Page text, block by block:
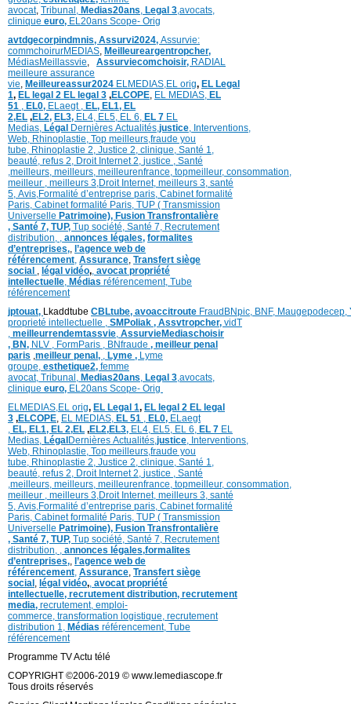
avocat, Tribunal, Medias20ans, Legal 3,avocats,
clinique euro, EL20ans Scope- Orig
avtdgecorpindmnis, Assurvi2024, Assurvie:
commchoirurMEDIAS, Meilleureargentropcher,
MédiasMeillassvie, Assurviecomchoisir, RADIAL
meilleure assurance
vie, Meilleureassur2024 ELMEDIAS,EL orig, EL Legal
1, EL legal 2 EL legal 3 ,ELCOPE, EL MEDIAS, EL
51 , EL0, ELaegt , EL, EL1, EL
2,EL ,EL2, EL3, EL4, EL5, EL 6, EL 7 EL
Medias, Légal Dernières Actualités,justice, Interventions,
Web, Rhinoplastie, Top meilleurs,fraude you
tube, Rhinoplastie 2, Justice 2, clinique, Santé 1,
beauté, refus 2, Droit Internet 2, justice , Santé
,meilleurs, meilleurs, meilleurenfrance, topmeilleur, consommation,
meilleur , meilleurs 3,Droit Internet, meilleurs 3, santé
5, Avis,Formalité d’entreprise paris, Cabinet formalité
Paris, Cabinet formalité Paris, TUP ( Transmission
Universelle Patrimoine), Fusion Transfrontalière
, Santé 7, TUP, Tup société, Santé 7, Recrutement
distribution, , annonces légales, formalites
d’entreprises,, l’agence web de
référencement, Assurance, Transfert siège
social , légal vidéo,, avocat propriété
intellectuelle, Médias référencement, Tube
référencement
jptouat, Lkaddtube CBLtube, avoaccitroute FraudBNpic, BNF, Maugepodecep,
proprieté intellectuelle , SMPoliak , Assvtropcher, vidT
, meilleurrendemtassvie, AssurvieMediaschoisir
, BN, NLV , FormParis , BNfraude , meilleur penal
paris ,meilleur penal, , Lyme , Lyme
groupe, esthetique2, femme
avocat, Tribunal, Medias20ans, Legal 3,avocats,
clinique euro, EL20ans Scope- Orig
ELMEDIAS,EL orig, EL Legal 1, EL legal 2 EL legal
3 ,ELCOPE, EL MEDIAS, EL 51 , EL0, ELaegt
, EL, EL1, EL 2,EL ,EL2,EL3, EL4, EL5, EL 6, EL 7 EL
Medias, Légal Dernières Actualités,justice, Interventions,
Web, Rhinoplastie, Top meilleurs,fraude you
tube, Rhinoplastie 2, Justice 2, clinique, Santé 1,
beauté, refus 2, Droit Internet 2, justice , Santé
,meilleurs, meilleurs, meilleurenfrance, topmeilleur, consommation,
meilleur , meilleurs 3,Droit Internet, meilleurs 3, santé
5, Avis,Formalité d’entreprise paris, Cabinet formalité
Paris, Cabinet formalité Paris, TUP ( Transmission
Universelle Patrimoine), Fusion Transfrontalière
, Santé 7, TUP, Tup société, Santé 7, Recrutement
distribution, , annonces légales,formalites
d’entreprises,, l’agence web de
référencement, Assurance, Transfert siège
social , légal vidéo,, avocat propriété
intellectuelle, recrutement distribution, recrutement
media, recrutement, emploi-
commerce, transformation logistique, recrutement
distribution 1, Médias référencement, Tube
référencement
Programme TV Actu télé
COPYRIGHT ©2006-2019 © www.lemediascope.fr
Tous droits réservés